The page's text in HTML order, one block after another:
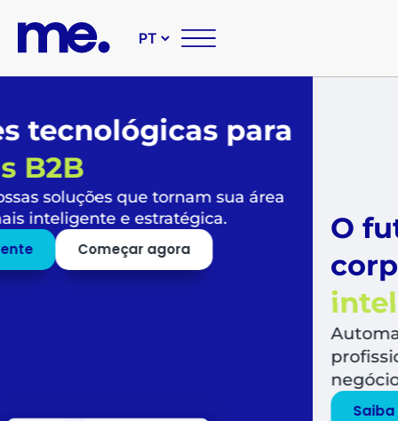
O futuro das suas
corporativas é
simples,
inteligente e sustentável
Automatize todo o fluxo de compras,
profissionais para o que mais agrega valor